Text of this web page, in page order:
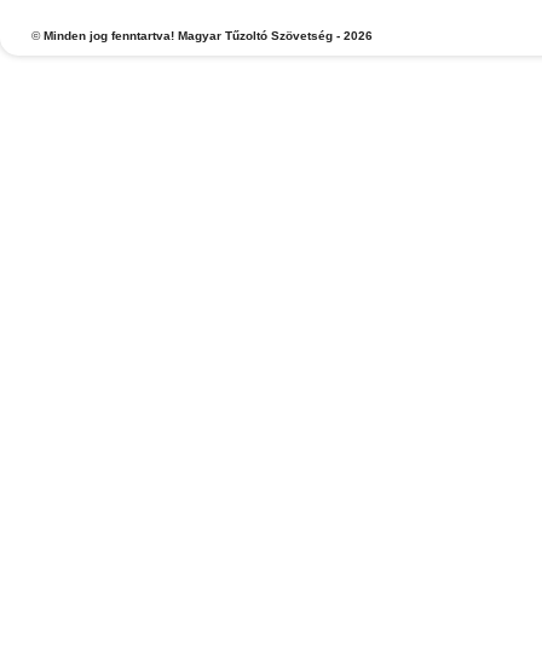
©Minden jog fenntartva! Magyar Tűzoltó Szövetség - 2026